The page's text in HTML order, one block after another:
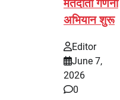
मतदाता गणना
अभियान शुरू
Editor
June 7,
2026
0